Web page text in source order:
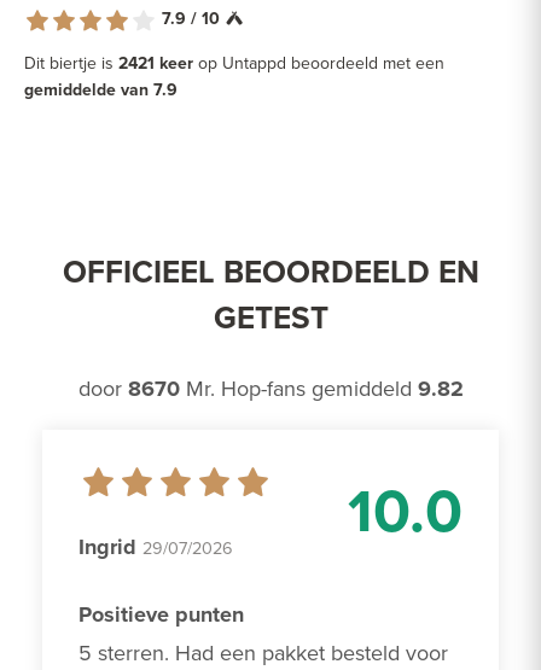
7.9 / 10
Dit biertje is 2421 keer op Untappd beoordeeld met een
gemiddelde van 7.9
OFFICIEEL BEOORDEELD EN
GETEST
door 8670Mr. Hop-fans gemiddeld 9.82
10.0
Ingrid 29/07/2026
Positieve punten
5 sterren. Had een pakket besteld voor